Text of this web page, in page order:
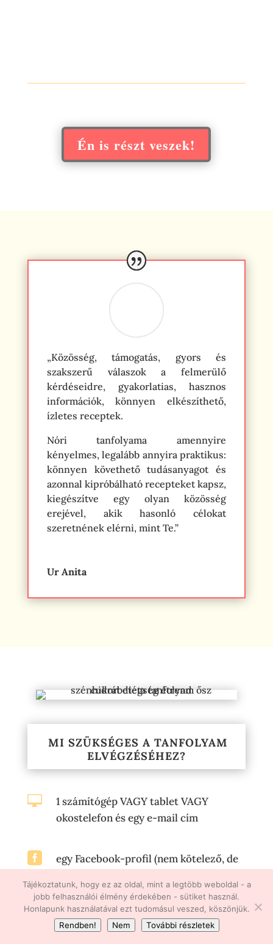
Én is részt veszek!
„Közösség, támogatás, gyors és
szakszerű válaszok a felmerülő
kérdéseidre, gyakorlatias, hasznos
információk, könnyen elkészíthető,
ízletes receptek.
Nóri tanfolyama amennyire
kényelmes, legalább annyira praktikus:
könnyen követhető tudásanyagot és
azonnal kipróbálható recepteket kapsz,
kiegészítve egy olyan közösség
erejével, akik hasonló célokat
szeretnének elérni, mint Te.”
Ur Anita
MI SZÜKSÉGES A TANFOLYAM
ELVÉGZÉSÉHEZ?

1 számítógép VAGY tablet VAGY
okostelefon és egy e-mail cím

egy Facebook-profil (nem kötelező, de

egy konyha, ahol el tudod készíteni a
finomságokat, DE:
Tájékoztatunk, hogy ez az oldal, mint a legtöbb weboldal - a
jobb felhasználói élmény érdekében - sütiket használ.
Honlapunk használatával ezt tudomásul veszed, köszönjük.
Rendben!
Nem További részletek